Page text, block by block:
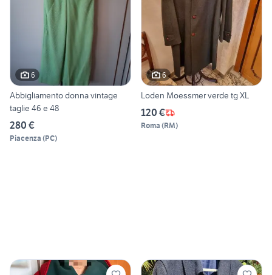
6
Abbigliamento donna vintage
taglie 46 e 48
280 €
Piacenza (PC)
6
Loden Moessmer verde tg XL
120 €
Roma (RM)